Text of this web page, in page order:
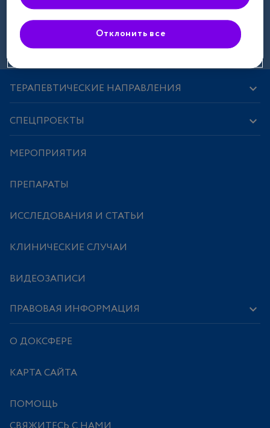
Зарегистрироваться
ТЕРАПЕВТИЧЕСКИЕ НАПРАВЛЕНИЯ
СПЕЦПРОЕКТЫ
МЕРОПРИЯТИЯ
ПРЕПАРАТЫ
ИССЛЕДОВАНИЯ И СТАТЬИ
КЛИНИЧЕСКИЕ СЛУЧАИ
ВИДЕОЗАПИСИ
ПРАВОВАЯ ИНФОРМАЦИЯ
О ДОКСФЕРЕ
КАРТА САЙТА
ПОМОЩЬ
Отклонить все